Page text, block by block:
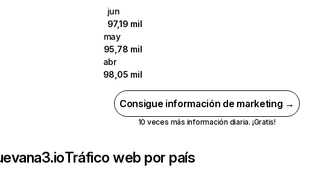
jun
97,19 mil
may
95,78 mil
abr
98,05 mil
Consigue información de marketing →
10 veces más información diaria. ¡Gratis!
Tráfico web por país